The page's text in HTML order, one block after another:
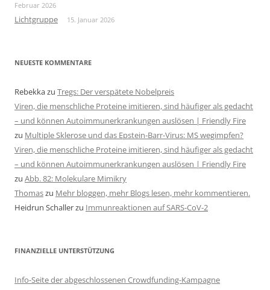
Februar 2026
Lichtgruppe 15. Januar 2026
NEUESTE KOMMENTARE
Rebekkazu Tregs: Der verspätete Nobelpreis
Viren, die menschliche Proteine imitieren, sind häufiger als gedacht
– und können Autoimmunerkrankungen auslösen | Friendly Fire
zu Multiple Sklerose und das Epstein-Barr-Virus: MS wegimpfen?
Viren, die menschliche Proteine imitieren, sind häufiger als gedacht
– und können Autoimmunerkrankungen auslösen | Friendly Fire
zu Abb. 82: Molekulare Mimikry
Thomaszu Mehr bloggen, mehr Blogs lesen, mehr kommentieren.
Heidrun Schallerzu Immunreaktionen auf SARS-CoV-2
FINANZIELLE UNTERSTÜTZUNG
Info-Seite der abgeschlossenen Crowdfunding-Kampagne